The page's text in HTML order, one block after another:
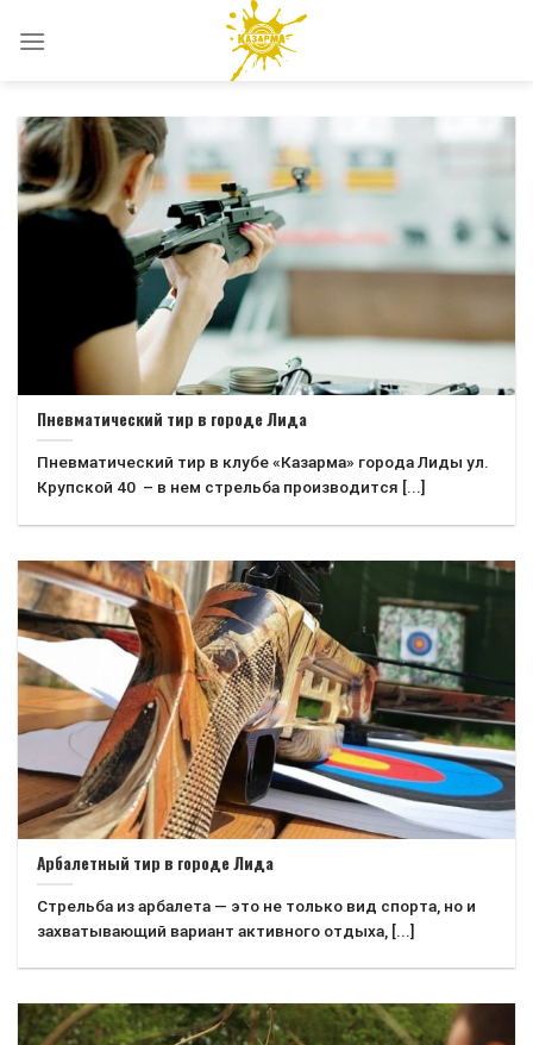
Пневматический тир в городе Лида
Пневматический тир в клубе «Казарма» города Лиды ул.
Крупской 40 – в нем стрельба производится [...]
Арбалетный тир в городе Лида
Стрельба из арбалета — это не только вид спорта, но и
захватывающий вариант активного отдыха, [...]